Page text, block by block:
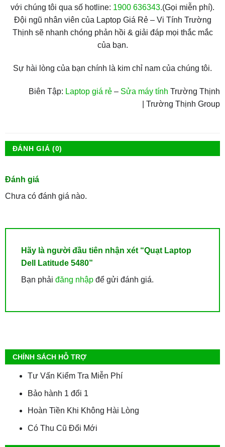
với chúng tôi qua số hotline: 1900 636343.(Gọi miễn phí).
Đội ngũ nhân viên của Laptop Giá Rẻ – Vi Tính Trường
Thịnh sẽ nhanh chóng phản hồi & giải đáp mọi thắc mắc
của bạn.
Sự hài lòng của bạn chính là kim chỉ nam của chúng tôi.
Biên Tập: Laptop giá rẻ – Sửa máy tính Trường Thịnh
| Trường Thịnh Group
ĐÁNH GIÁ (0)
Đánh giá
Chưa có đánh giá nào.
Hãy là người đầu tiên nhận xét “Quạt Laptop
Dell Latitude 5480”
Bạn phải đăng nhậpđể gửi đánh giá.
CHÍNH SÁCH HỖ TRỢ
Tư Vấn Kiểm Tra Miễn Phí
Bảo hành 1 đổi 1
Hoàn Tiền Khi Không Hài Lòng
Có Thu Cũ Đổi Mới